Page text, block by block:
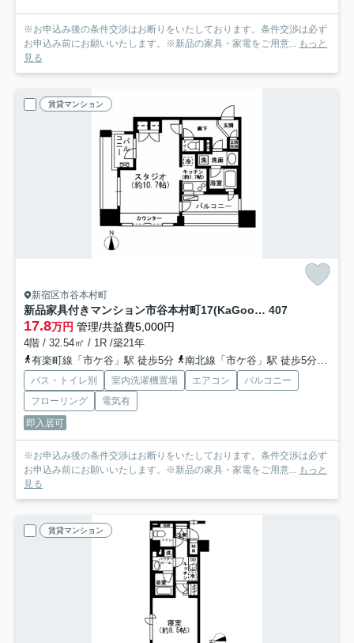
※お申込み後の条件交渉はお断りをいたしております。条件交渉は必ず
お申込み前にお願いいたします。※新品の家具・家電をご用意... もっと
見る
賃貸マンション
新宿区市谷本村町
新品家具付きマンション市谷本村町17(KaGood東京) 407
17.8万円 管理/共益費5,000円
4階 / 32.54㎡ / 1R /築21年
有楽町線「市ケ谷」駅 徒歩5分
南北線「市ケ谷」駅 徒歩5分
バス・トイレ別 室内洗濯機置場 エアコン
バルコニー
フローリング
電気有
即入居可
※お申込み後の条件交渉はお断りをいたしております。条件交渉は必ず
お申込み前にお願いいたします。※新品の家具・家電をご用意... もっと
見る
賃貸マンション